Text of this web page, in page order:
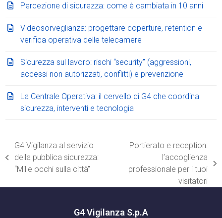
Percezione di sicurezza: come è cambiata in 10 anni
Videosorveglianza: progettare coperture, retention e
verifica operativa delle telecamere
Sicurezza sul lavoro: rischi “security” (aggressioni,
accessi non autorizzati, conflitti) e prevenzione
La Centrale Operativa: il cervello di G4 che coordina
sicurezza, interventi e tecnologia
post
precedente:
G4 Vigilanza al servizio
della pubblica sicurezza:
“Mille occhi sulla città”
articolo
Portierato e reception:
l’accoglienza
professionale per i tuoi
visitatori
G4 Vigilanza S.p.A